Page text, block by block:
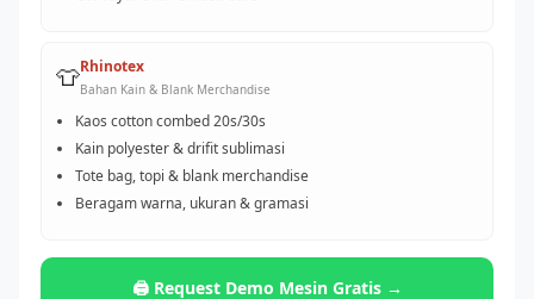
👕Rhinotex
Bahan Kain & Blank Merchandise
Kaos cotton combed 20s/30s
Kain polyester & drifit sublimasi
Tote bag, topi & blank merchandise
Beragam warna, ukuran & gramasi
🖨️ Request Demo Mesin Gratis →